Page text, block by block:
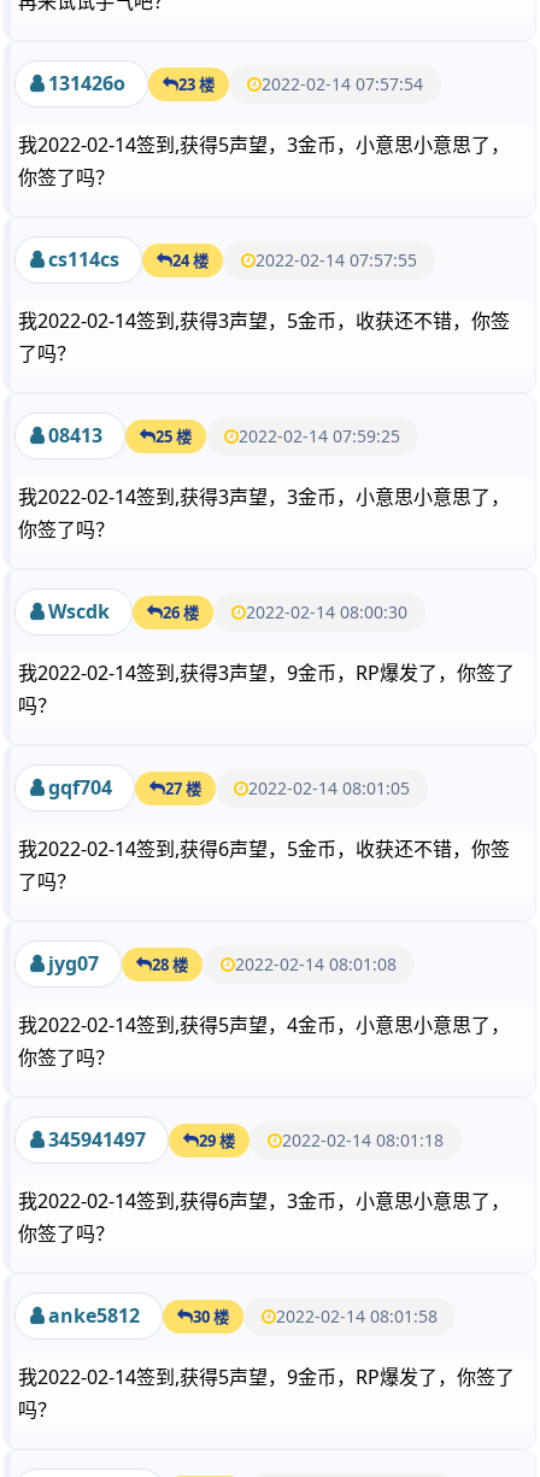
131426o 23 楼 2022-02-14 07:57:54
我2022-02-14签到,获得5声望，3金币，小意思小意思了，
你签了吗？
cs114cs 24 楼 2022-02-14 07:57:55
我2022-02-14签到,获得3声望，5金币，收获还不错，你签
了吗？
08413 25 楼 2022-02-14 07:59:25
我2022-02-14签到,获得3声望，3金币，小意思小意思了，
你签了吗？
Wscdk 26 楼 2022-02-14 08:00:30
我2022-02-14签到,获得3声望，9金币，RP爆发了，你签了
吗？
gqf704 27 楼 2022-02-14 08:01:05
我2022-02-14签到,获得6声望，5金币，收获还不错，你签
了吗？
jyg07 28 楼 2022-02-14 08:01:08
我2022-02-14签到,获得5声望，4金币，小意思小意思了，
你签了吗？
345941497 29 楼 2022-02-14 08:01:18
我2022-02-14签到,获得6声望，3金币，小意思小意思了，
你签了吗？
anke5812 30 楼 2022-02-14 08:01:58
我2022-02-14签到,获得5声望，9金币，RP爆发了，你签了
吗？